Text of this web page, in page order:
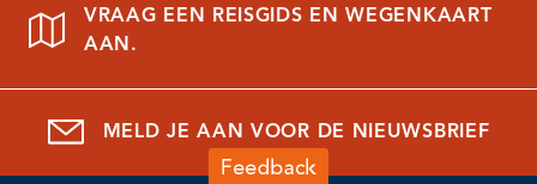
VRAAG EEN REISGIDS EN WEGENKAART
AAN.
MELD JE AAN VOOR DE NIEUWSBRIEF